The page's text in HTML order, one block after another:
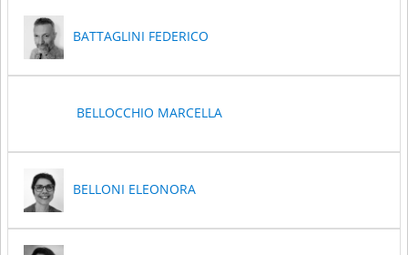
BATTAGLINI FEDERICO
BELLOCCHIO MARCELLA
BELLONI ELEONORA